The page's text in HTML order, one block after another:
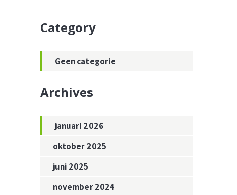
Category
Geen categorie
Archives
januari 2026
oktober 2025
juni 2025
november 2024